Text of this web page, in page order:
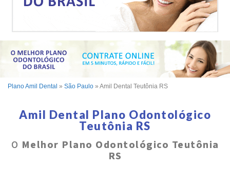
Plano Amil Dental » São Paulo » Amil Dental Teutônia RS
Amil Dental Plano Odontológico
Teutônia RS
O Melhor Plano Odontológico Teutônia
RS